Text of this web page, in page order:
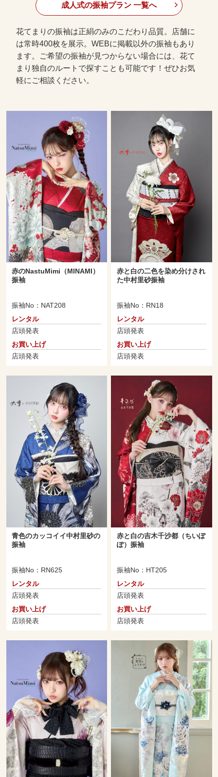
成人式の振袖プラン 一覧へ
花てまりの振袖は正絹のみのこだわり品質。店舗に
は常時400枚を展示。WEBに掲載以外の振袖もあり
ます。ご希望の振袖が見つからない場合には、花て
まり独自のルートで探すことも可能です！ぜひお気
軽にご相談ください。
赤のNastuMimi（MINAMI）
振袖
振袖No：NAT208
レンタル
店頭発表
お買い上げ
店頭発表
赤と白の二色を染め分けされ
た中村里砂振袖
振袖No：RN18
レンタル
店頭発表
お買い上げ
店頭発表
青色のカッコイイ中村里砂の
振袖
振袖No：RN625
レンタル
店頭発表
お買い上げ
店頭発表
赤と白の吉木千沙都（ちいぽ
ぽ）振袖
振袖No：HT205
レンタル
店頭発表
お買い上げ
店頭発表